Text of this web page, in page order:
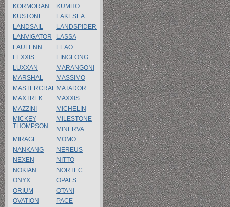
KORMORAN
KUMHO
KUSTONE
LAKESEA
LANDSAIL
LANDSPIDER
LANVIGATOR
LASSA
LAUFENN
LEAO
LEXXIS
LINGLONG
LUXXAN
MARANGONI
MARSHAL
MASSIMO
MASTERCRAFTMATADOR
MAXTREK
MAXXIS
MAZZINI
MICHELIN
MICKEY
THOMPSON
MILESTONE
MINERVA
MIRAGE
MOMO
NANKANG
NEREUS
NEXEN
NITTO
NOKIAN
NORTEC
ONYX
OPALS
ORIUM
OTANI
OVATION
PACE